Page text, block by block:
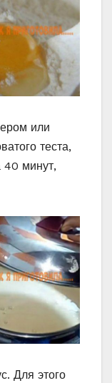
или
теста,
40 минут,
Для этοгο